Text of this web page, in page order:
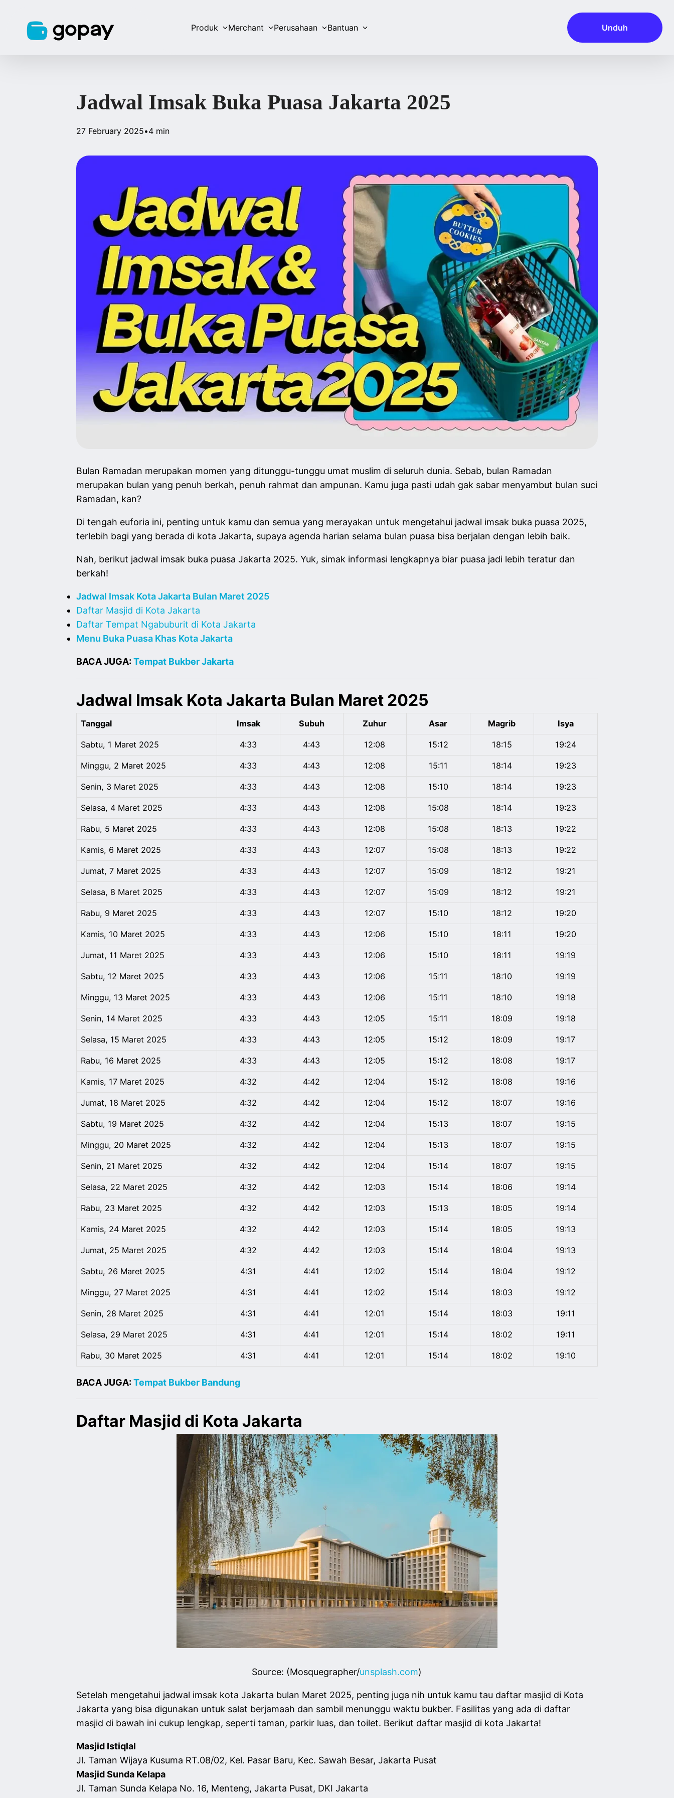
Produk Merchant Perusahaan Bantuan Unduh
Jadwal Imsak Buka Puasa Jakarta 2025
27 February 2025•4 min
Bulan Ramadan merupakan momen yang ditunggu-tunggu umat muslim di seluruh dunia. Sebab, bulan Ramadan
merupakan bulan yang penuh berkah, penuh rahmat dan ampunan. Kamu juga pasti udah gak sabar menyambut bulan suci
Ramadan, kan?
Di tengah euforia ini, penting untuk kamu dan semua yang merayakan untuk mengetahui jadwal imsak buka puasa 2025,
terlebih bagi yang berada di kota Jakarta, supaya agenda harian selama bulan puasa bisa berjalan dengan lebih baik.
Nah, berikut jadwal imsak buka puasa Jakarta 2025. Yuk, simak informasi lengkapnya biar puasa jadi lebih teratur dan
berkah!
Jadwal Imsak Kota Jakarta Bulan Maret 2025
Daftar Masjid di Kota Jakarta
Daftar Tempat Ngabuburit di Kota Jakarta
Menu Buka Puasa Khas Kota Jakarta
BACA JUGA: Tempat Bukber Jakarta
Jadwal Imsak Kota Jakarta Bulan Maret 2025
Tanggal Imsak Subuh Zuhur Asar Magrib Isya
Sabtu, 1 Maret 2025 4:33 4:43 12:08 15:12 18:15 19:24
Minggu, 2 Maret 2025 4:33 4:43 12:08 15:11 18:14 19:23
Senin, 3 Maret 2025 4:33 4:43 12:08 15:10 18:14 19:23
Selasa, 4 Maret 2025 4:33 4:43 12:08 15:08 18:14 19:23
Rabu, 5 Maret 2025 4:33 4:43 12:08 15:08 18:13 19:22
Kamis, 6 Maret 2025 4:33 4:43 12:07 15:08 18:13 19:22
Jumat, 7 Maret 2025 4:33 4:43 12:07 15:09 18:12 19:21
Selasa, 8 Maret 2025 4:33 4:43 12:07 15:09 18:12 19:21
Rabu, 9 Maret 2025 4:33 4:43 12:07 15:10 18:12 19:20
Kamis, 10 Maret 2025 4:33 4:43 12:06 15:10 18:11 19:20
Jumat, 11 Maret 2025 4:33 4:43 12:06 15:10 18:11 19:19
Sabtu, 12 Maret 2025 4:33 4:43 12:06 15:11 18:10 19:19
Minggu, 13 Maret 2025 4:33 4:43 12:06 15:11 18:10 19:18
Senin, 14 Maret 2025 4:33 4:43 12:05 15:11 18:09 19:18
Selasa, 15 Maret 2025 4:33 4:43 12:05 15:12 18:09 19:17
Rabu, 16 Maret 2025 4:33 4:43 12:05 15:12 18:08 19:17
Kamis, 17 Maret 2025 4:32 4:42 12:04 15:12 18:08 19:16
Jumat, 18 Maret 2025 4:32 4:42 12:04 15:12 18:07 19:16
Sabtu, 19 Maret 2025 4:32 4:42 12:04 15:13 18:07 19:15
Minggu, 20 Maret 2025 4:32 4:42 12:04 15:13 18:07 19:15
Senin, 21 Maret 2025 4:32 4:42 12:04 15:14 18:07 19:15
Selasa, 22 Maret 2025 4:32 4:42 12:03 15:14 18:06 19:14
Rabu, 23 Maret 2025 4:32 4:42 12:03 15:13 18:05 19:14
Kamis, 24 Maret 2025 4:32 4:42 12:03 15:14 18:05 19:13
Jumat, 25 Maret 2025 4:32 4:42 12:03 15:14 18:04 19:13
Sabtu, 26 Maret 2025 4:31 4:41 12:02 15:14 18:04 19:12
Minggu, 27 Maret 2025 4:31 4:41 12:02 15:14 18:03 19:12
Senin, 28 Maret 2025 4:31 4:41 12:01 15:14 18:03 19:11
Selasa, 29 Maret 2025 4:31 4:41 12:01 15:14 18:02 19:11
Rabu, 30 Maret 2025 4:31 4:41 12:01 15:14 18:02 19:10
BACA JUGA: Tempat Bukber Bandung
Daftar Masjid di Kota Jakarta
Source: (Mosquegrapher/unsplash.com)
Setelah mengetahui jadwal imsak kota Jakarta bulan Maret 2025, penting juga nih untuk kamu tau daftar masjid di Kota
Jakarta yang bisa digunakan untuk salat berjamaah dan sambil menunggu waktu bukber. Fasilitas yang ada di daftar
masjid di bawah ini cukup lengkap, seperti taman, parkir luas, dan toilet. Berikut daftar masjid di kota Jakarta!
Masjid Istiqlal
Jl. Taman Wijaya Kusuma RT.08/02, Kel. Pasar Baru, Kec. Sawah Besar, Jakarta Pusat
Masjid Sunda Kelapa
Jl. Taman Sunda Kelapa No. 16, Menteng, Jakarta Pusat, DKI Jakarta